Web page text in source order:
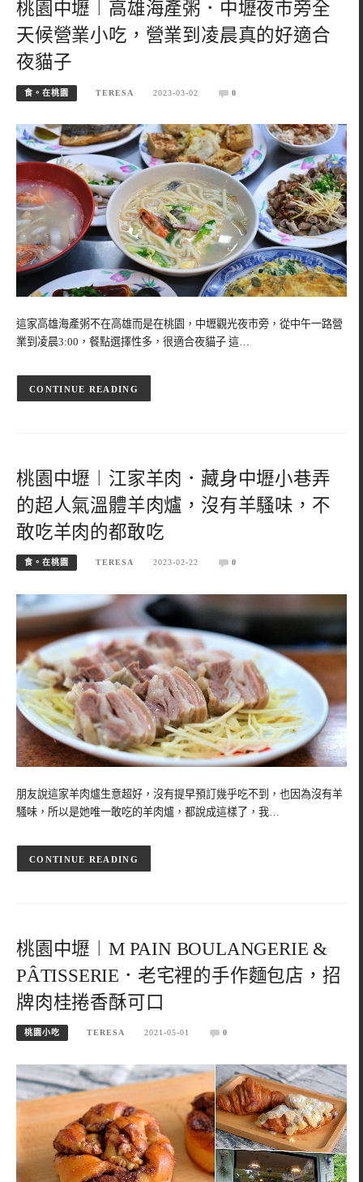
桃園中壢︱高雄海產粥．中壢夜市旁全
天候營業小吃，營業到凌晨真的好適合
夜貓子
食。在桃園 TERESA 2023-03-02 0
這家高雄海產粥不在高雄而是在桃園，中壢觀光夜市旁，從中午一路營
業到凌晨3:00，餐點選擇性多，很適合夜貓子 這…
CONTINUE READING
桃園中壢︱江家羊肉．藏身中壢小巷弄
的超人氣溫體羊肉爐，沒有羊騷味，不
敢吃羊肉的都敢吃
食。在桃園 TERESA 2023-02-22 0
朋友說這家羊肉爐生意超好，沒有提早預訂幾乎吃不到，也因為沒有羊
騷味，所以是她唯一敢吃的羊肉爐，都說成這樣了，我…
CONTINUE READING
桃園中壢︱M PAIN BOULANGERIE &
PÂTISSERIE．老宅裡的手作麵包店，招
牌肉桂捲香酥可口
桃園小吃 TERESA 2021-05-01 0